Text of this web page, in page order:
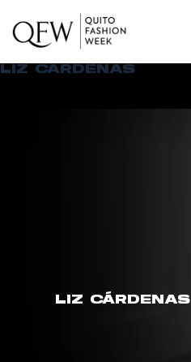
contenido
LIZ CÁRDENAS
LIZ CÁRDENAS